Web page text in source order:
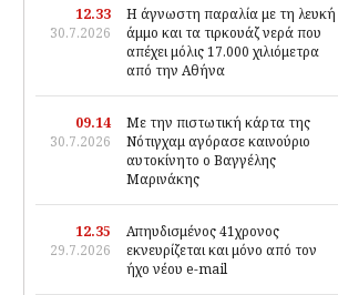
12.33
30.7.2026
Η άγνωστη παραλία με τη λευκή
άμμο και τα τιρκουάζ νερά που
απέχει μόλις 17.000 χιλιόμετρα
από την Αθήνα
09.14
30.7.2026
Με την πιστωτική κάρτα της
Νότιγχαμ αγόρασε καινούριο
αυτοκίνητο ο Βαγγέλης
Μαρινάκης
12.35
29.7.2026
Απηυδισμένος 41χρονος
εκνευρίζεται και μόνο από τον
ήχο νέου e-mail